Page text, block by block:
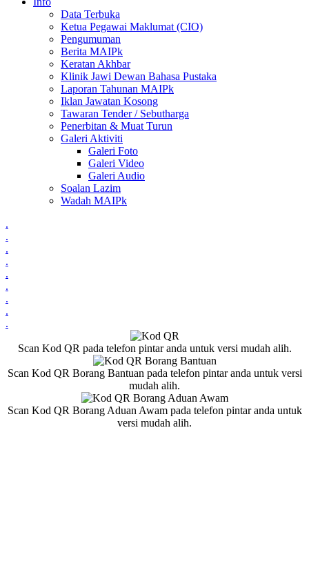
Data Terbuka
Ketua Pegawai Maklumat (CIO)
Pengumuman
Berita MAIPk
Keratan Akhbar
Klinik Jawi Dewan Bahasa Pustaka
Laporan Tahunan MAIPk
Iklan Jawatan Kosong
Tawaran Tender / Sebutharga
Penerbitan & Muat Turun
Galeri Aktiviti
Galeri Foto
Galeri Video
Galeri Audio
Soalan Lazim
Wadah MAIPk
.
.
.
.
.
.
.
.
.
Scan Kod QR pada telefon pintar anda untuk versi mudah alih.
Scan Kod QR Borang Bantuan pada telefon pintar anda untuk versi
mudah alih.
Scan Kod QR Borang Aduan Awam pada telefon pintar anda untuk
versi mudah alih.